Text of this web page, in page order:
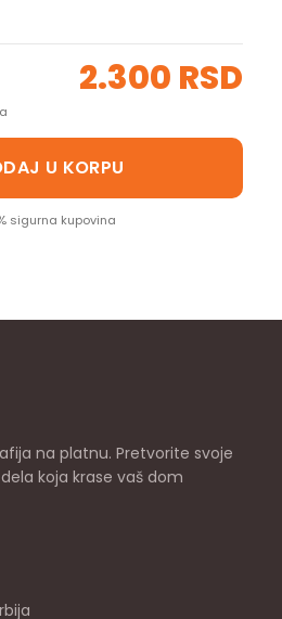
2.300 RSD
U KORPU
sigurna kupovina
na platnu. Pretvorite svoje
koja krase vaš dom